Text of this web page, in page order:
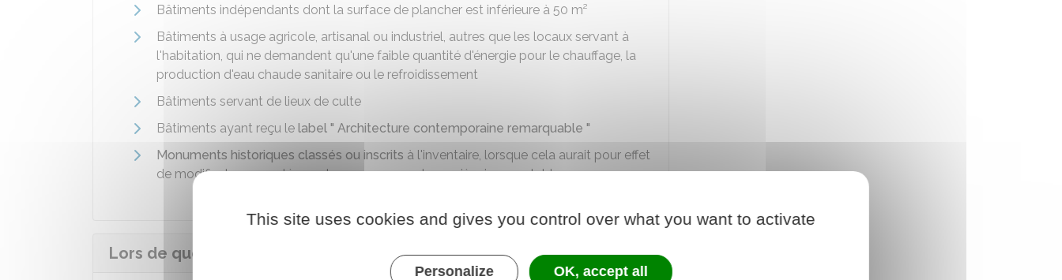
Bâtiments indépendants dont la surface de plancher est inférieure à 50 m²
Bâtiments à usage agricole, artisanal ou industriel, autres que les locaux servant à
l'habitation, qui ne demandent qu'une faible quantité d'énergie pour le chauffage, la
production d'eau chaude sanitaire ou le refroidissement
Bâtiments servant de lieux de culte
Bâtiments ayant reçu le label " Architecture contemporaine remarquable "
Monuments historiques classés ou inscrits à l'inventaire, lorsque cela aurait pour effet
de modifier leur caractère ou leur apparence de manière inacceptable.
Lors de quels travaux l'isolation des bâtiments est-elle obligatoire ?
This site uses cookies and gives you control over what you want to activate
Personalize OK, accept all